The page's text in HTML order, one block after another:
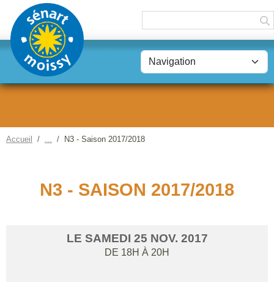
Accueil N3 - Saison 2017/2018
N3 - SAISON 2017/2018
LE SAMEDI 25 NOV. 2017
DE 18H À 20H
Panneau de gestion des cookies